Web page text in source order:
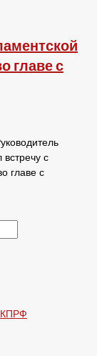
главе с
с
главе с
КПРФ